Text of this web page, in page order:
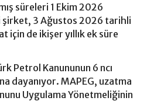
süreleri 1 Ekim 2026
şirket, 3 Ağustos 2026 tarihli
için de ikişer yıllık ek süre
Petrol Kanununun 6 ncı
dayanıyor. MAPEG, uzatma
Uygulama Yönetmeliğinin